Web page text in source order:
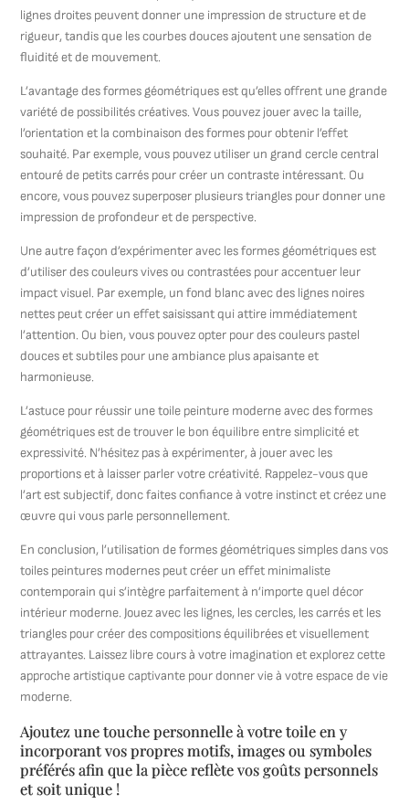
lignes droites peuvent donner une impression de structure et de
rigueur, tandis que les courbes douces ajoutent une sensation de
fluidité et de mouvement.
L’avantage des formes géométriques est qu’elles offrent une grande
variété de possibilités créatives. Vous pouvez jouer avec la taille,
l’orientation et la combinaison des formes pour obtenir l’effet
souhaité. Par exemple, vous pouvez utiliser un grand cercle central
entouré de petits carrés pour créer un contraste intéressant. Ou
encore, vous pouvez superposer plusieurs triangles pour donner une
impression de profondeur et de perspective.
Une autre façon d’expérimenter avec les formes géométriques est
d’utiliser des couleurs vives ou contrastées pour accentuer leur
impact visuel. Par exemple, un fond blanc avec des lignes noires
nettes peut créer un effet saisissant qui attire immédiatement
l’attention. Ou bien, vous pouvez opter pour des couleurs pastel
douces et subtiles pour une ambiance plus apaisante et
harmonieuse.
L’astuce pour réussir une toile peinture moderne avec des formes
géométriques est de trouver le bon équilibre entre simplicité et
expressivité. N’hésitez pas à expérimenter, à jouer avec les
proportions et à laisser parler votre créativité. Rappelez-vous que
l’art est subjectif, donc faites confiance à votre instinct et créez une
œuvre qui vous parle personnellement.
En conclusion, l’utilisation de formes géométriques simples dans vos
toiles peintures modernes peut créer un effet minimaliste
contemporain qui s’intègre parfaitement à n’importe quel décor
intérieur moderne. Jouez avec les lignes, les cercles, les carrés et les
triangles pour créer des compositions équilibrées et visuellement
attrayantes. Laissez libre cours à votre imagination et explorez cette
approche artistique captivante pour donner vie à votre espace de vie
moderne.
Ajoutez une touche personnelle à votre toile en y
incorporant vos propres motifs, images ou symboles
préférés afin que la pièce reflète vos goûts personnels
et soit unique !